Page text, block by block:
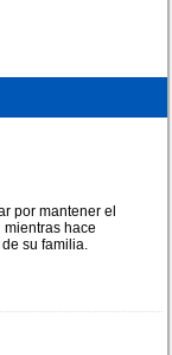
por mantener el
hace
su familia.